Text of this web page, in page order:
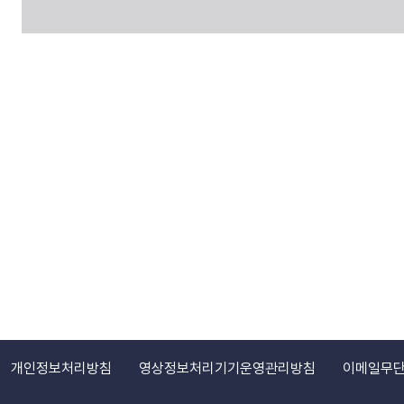
개인정보처리방침 영상정보처리기기운영관리방침 이메일무